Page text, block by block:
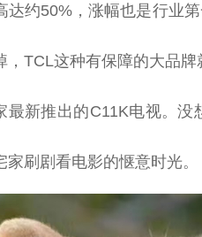
达约50%，涨幅也是行业
，TCL这种有保障的大品
最新推出的C11K电视。没
刷剧看电影的惬意时光。